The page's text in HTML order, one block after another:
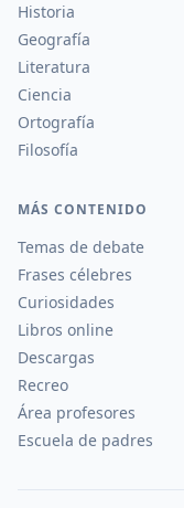
Historia
Geografía
Literatura
Ciencia
Ortografía
Filosofía
MÁS CONTENIDO
Temas de debate
Frases célebres
Curiosidades
Libros online
Descargas
Recreo
Área profesores
Escuela de padres